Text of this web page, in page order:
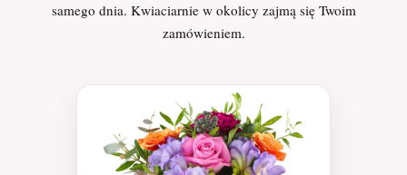
samego dnia. Kwiaciarnie w okolicy zajmą się Twoim
zamówieniem.